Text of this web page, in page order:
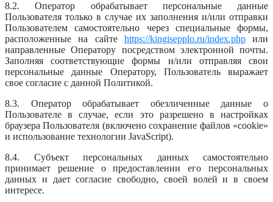
8.2. Оператор обрабатывает персональные данные
Пользователя только в случае их заполнения и/или отправки
Пользователем самостоятельно через специальные формы,
расположенные на сайте https://kingisepplo.ru/index.phpили
направленные Оператору посредством электронной почты.
Заполняя соответствующие формы и/или отправляя свои
персональные данные Оператору, Пользователь выражает
свое согласие с данной Политикой.
8.3. Оператор обрабатывает обезличенные данные о
Пользователе в случае, если это разрешено в настройках
браузера Пользователя (включено сохранение файлов «cookie»
и использование технологии JavaScript).
8.4. Субъект персональных данных самостоятельно
принимает решение о предоставлении его персональных
данных и дает согласие свободно, своей волей и в своем
интересе.